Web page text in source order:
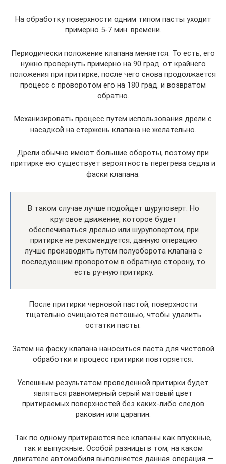
На обработку поверхности одним типом пасты уходит
примерно 5-7 мин. времени.
Периодически положение клапана меняется. То есть, его
нужно провернуть примерно на 90 град. от крайнего
положения при притирке, после чего снова продолжается
процесс с проворотом его на 180 град. и возвратом
обратно.
Механизировать процесс путем использования дрели с
насадкой на стержень клапана не желательно.
Дрели обычно имеют большие обороты, поэтому при
притирке ею существует вероятность перегрева седла и
фаски клапана.
В таком случае лучше подойдет шуруповерт. Но
круговое движение, которое будет
обеспечиваться дрелью или шуруповертом, при
притирке не рекомендуется, данную операцию
лучше производить путем полуоборота клапана с
последующим проворотом в обратную сторону, то
есть ручную притирку.
После притирки черновой пастой, поверхности
тщательно очищаются ветошью, чтобы удалить
остатки пасты.
Затем на фаску клапана наноситься паста для чистовой
обработки и процесс притирки повторяется.
Успешным результатом проведенной притирки будет
являться равномерный серый матовый цвет
притираемых поверхностей без каких-либо следов
раковин или царапин.
Так по одному притираются все клапаны как впускные,
так и выпускные. Особой разницы в том, на каком
двигателе автомобиля выполняется данная операция —